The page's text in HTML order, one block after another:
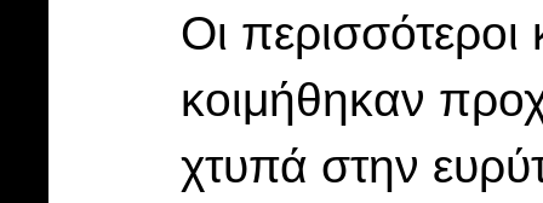
Οι περισσότεροι
κοιμήθηκαν
χτυπά στην